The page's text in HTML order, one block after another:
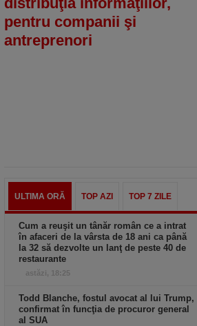
pentru companii şi
antreprenori
ULTIMA ORĂ TOP AZI TOP 7 ZILE
Cum a reuşit un tânăr român ce a intrat
în afaceri de la vârsta de 18 ani ca până
la 32 să dezvolte un lanţ de peste 40 de
restaurante
astăzi, 18:25
Todd Blanche, fostul avocat al lui Trump,
confirmat în funcţia de procuror general
al SUA